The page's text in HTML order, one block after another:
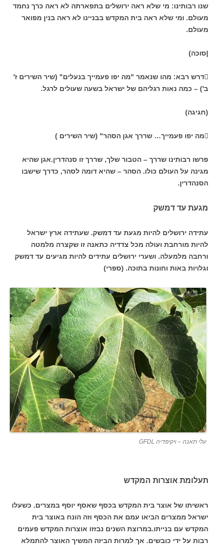
שנו רבותינו: מי שלא ראה ירושלים בתפארתה לא ראה כרך נחמד
מעולם. ומי שלא ראה בית המקדש בבניינו לא ראה בנין מפואר
מעולם.
|סוכה)
דרש רבא: מהו שנאמר "מה יפו פעמייך בנעלים" (שיר השירים ז'
ב') – כמה נאות רגליהם של ישראל בשעה שעולים לרגל.
(חגיגה)
מה יפו פעמייך… שררך אגן הסהר" (שיר השירים )
פרשו רבותינו שררך – הטבור שלך, שררך זו סנהדרין.אגן שהיא
מגינה על העולם כולו. הסהר – שהיא דומה לסהר, כדרך שישבו
הסנהדרין.
מגעת עד דמשק
עתידה ירושלים להיות מגעת עד דמשק. שעתידה ארץ ישראל
להיות מורחבת ועולה מכל צדדיה כתאנה זו שקצרה מלמטה
ורחבה מלמעלה. ושערי ירושלים עתידים להיות מגיעים עד דמשק
וגלויות באות וחונות בתוכה. (ספרי)
עלי תאנה – ויקיפדיה GFDL
תעלומת אוצרות המקדש
ראשיתו של אוצר בית המקדש בכסף שאסף יוסף במצרים. כשעלו
ישראל ממצרים הביאו עמם את הכסף וזה הונח באוצר בית
המקדש עם בנייתו.במרוצת השנים נבזזו אוצרות המקדש פעמים
רבות על ידי כובשים. אך למרות הביזה המשיך האוצר להתמלא